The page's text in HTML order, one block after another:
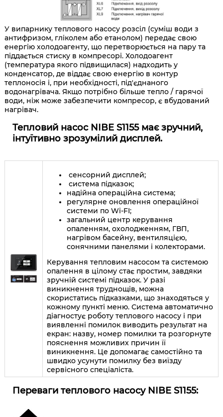
У випарнику теплового насосу розсіл (суміш води з
антифризом, гліколем або етанолом) передає свою
енергію холодоагенту, що перетворюється на пару та
піддається стиску в компресорі. Холодоагент
(температура якого підвищилася) надходить у
конденсатор, де віддає свою енергію в контур
теплоносія і, при необхідності, під'єднаного
водонагрівача. Якщо потрібно більше тепло / гарячої
води, ніж може забезпечити компресор, є вбудований
нагрівач.
Тепловий насос NIBE S1155 має зручний,
інтуїтивно зрозумілий дисплей.
сенсорний дисплей;
система підказок;
надійна операційна система;
регулярне оновлення операційної
системи по Wi-FI;
загальний центр керування
опаленням, охолодженням, ГВП,
нагрівом басейну, вентиляцією,
сонячними панелями і колекторами.
Керування тепловим насосом та системою
опалення в цілому стає простим, завдяки
зручній системі підказок. У разі
виникнення труднощів, можна
скористатись підказками, що знаходяться у
кожному пункті меню. Система автоматично
діагностує роботу теплового насосу і при
виявленні помилок виводить результат на
екран: назву, номер помилки та розгорнуте
пояснення можливих причин її
виникнення. Це допомагає самостійно та
швидко усунути помилку без виїзду
сервісного спеціаліста.
Переваги теплового насосу NIBE S1155: